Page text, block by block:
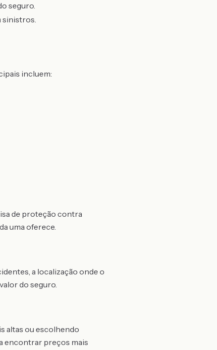
seguro.
sinistros.
incluem:
de proteção contra
uma oferece.
a localização onde o
do seguro.
altas ou escolhendo
encontrar preços mais